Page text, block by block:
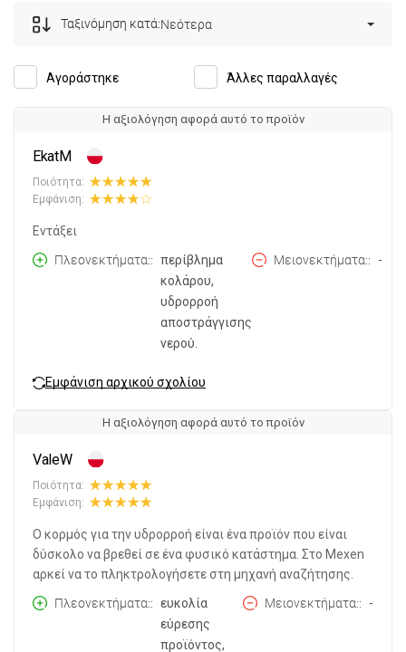
Αγοράστηκε Άλλες παραλλαγές
Ταξινόμηση κατά:Νεότερα
Η αξιολόγηση αφορά αυτό το προϊόν
EkatM
Ποιότητα:
Εμφάνιση:
Εντάξει
Πλεονεκτήματα:
περίβλημα
κολάρου,
υδρορροή
αποστράγγισης
νερού.
Μειονεκτήματα: -
Εμφάνιση αρχικού σχολίου
Η αξιολόγηση αφορά αυτό το προϊόν
ValeW
Ποιότητα:
Εμφάνιση:
Ο κορμός για την υδρορροή είναι ένα προϊόν που είναι
δύσκολο να βρεθεί σε ένα φυσικό κατάστημα. Στο Mexen
αρκεί να το πληκτρολογήσετε στη μηχανή αναζήτησης.
Πλεονεκτήματα:
ευκολία
εύρεσης
προϊόντος,
Μειονεκτήματα: -